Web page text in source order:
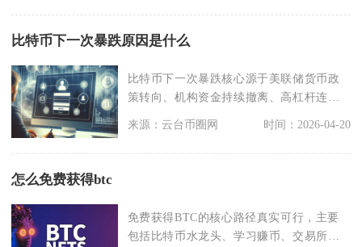
比特币下一次暴跌原因是什么
比特币下一次暴跌核心源于美联储货币政
策转向、机构资金持续撤离、高杠杆连环
爆仓、全球监管协同
来源：云台币圈网 时间：2026-04-20
怎么免费获得btc
免费获得BTC的核心路径真实可行，主要
包括比特币水龙头、学习赚币、交易所活